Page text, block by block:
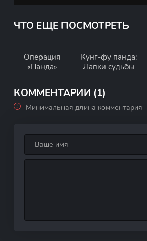
ЧТО ЕЩЕ ПОСМОТРЕТЬ
Операция
«Панда»
Кунг-фу панда:
Лапки судьбы
КОММЕНТАРИИ (1)
Минимальная длина комментария